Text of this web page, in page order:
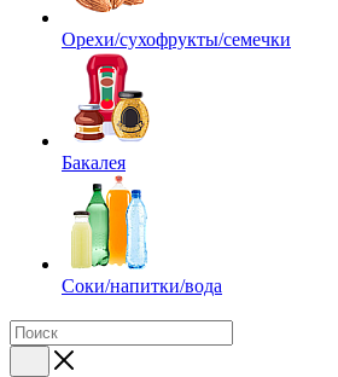
Орехи/сухофрукты/семечки
Бакалея
Соки/напитки/вода